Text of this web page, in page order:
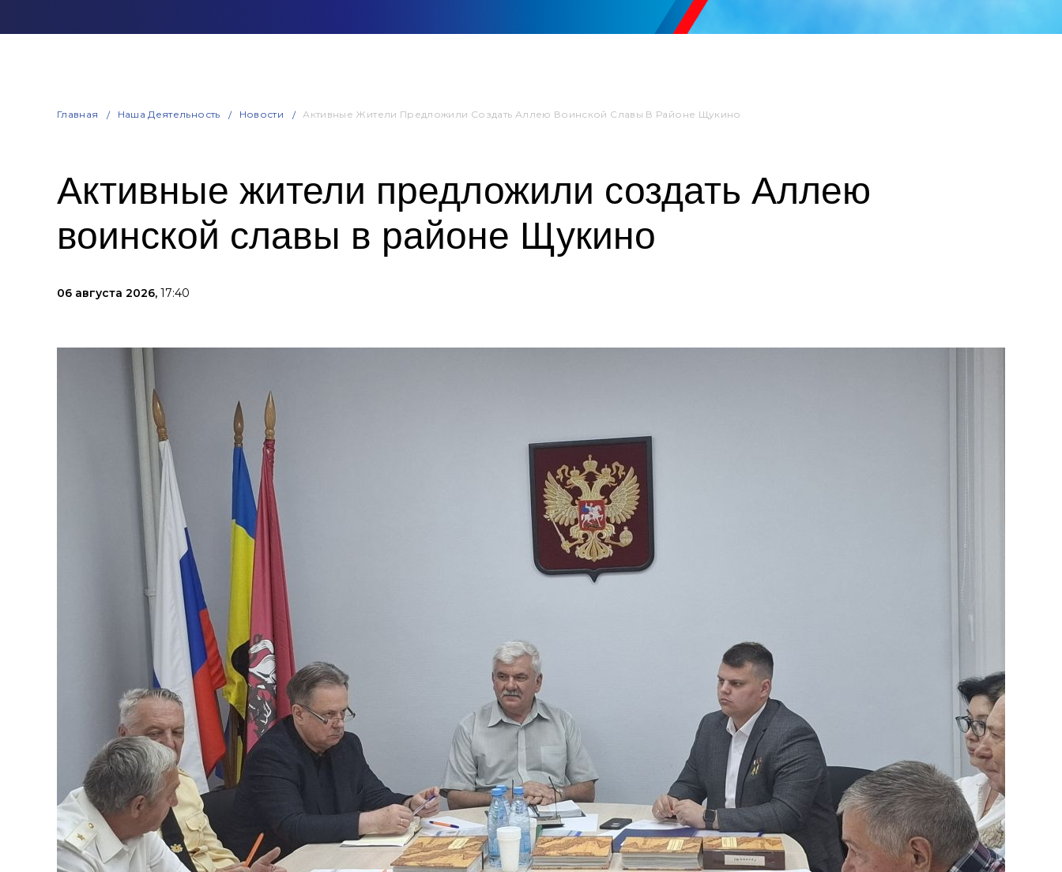
Главная Наша Деятельность Новости Активные Жители Предложили Создать Аллею Воинской Славы В Районе Щукино
Активные жители предложили создать Аллею
воинской славы в районе Щукино
06 августа 2026, 17:40